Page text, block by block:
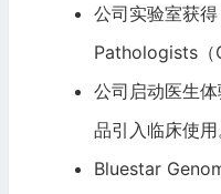
公司实验室获
Pathologists（
公司启动医生
品引入临床使用
Bluestar